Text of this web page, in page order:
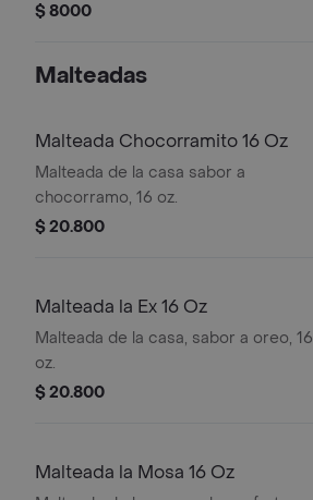
$ 8000
Malteadas
Malteada Chocorramito 16 Oz
Malteada de la casa sabor a
chocorramo, 16 oz.
$ 20.800
Malteada la Ex 16 Oz
Malteada de la casa, sabor a oreo, 16
oz.
$ 20.800
Malteada la Mosa 16 Oz